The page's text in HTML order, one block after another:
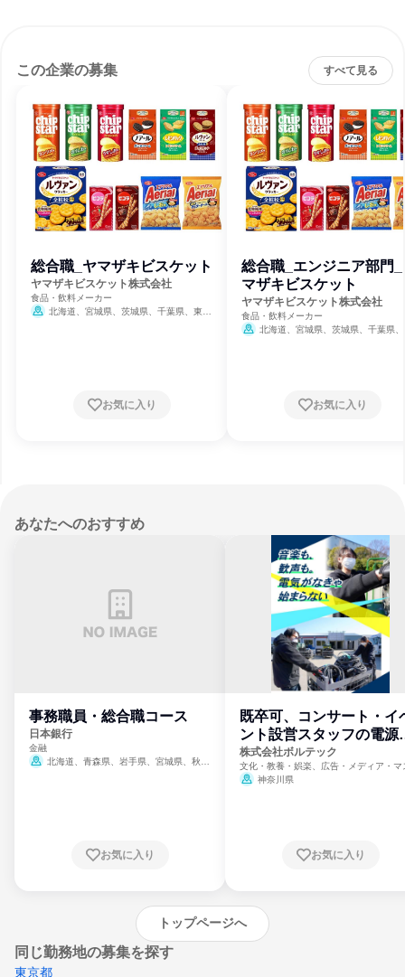
この企業の募集 すべて見る
総合職_ヤマザキビスケット
ヤマザキビスケット株式会社
食品・飲料メーカー
北海道、宮城県、茨城県、千葉県、東京
お気に入り
総合職_エンジニア部門_
マザキビスケット
ヤマザキビスケット株式会社
食品・飲料メーカー
北海道、宮城県、茨城県、千葉県
お気に入り
あなたへのおすすめ
事務職員・総合職コース
日本銀行
金融
北海道、青森県、岩手県、宮城県、秋田
崎県、熊本県、大分県、宮崎県、鹿児島県、
お気に入り
既卒可、コンサート・イ
ント設営スタッフの電源
門
株式会社ボルテック
文化・教養・娯楽、広告・メディア・マ
ミ、電力・ガス・水道・エネルギー
神奈川県
お気に入り
トップページへ
同じ勤務地の募集を探す
東京都